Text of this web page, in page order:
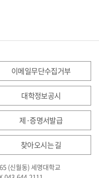
이메일무단수집거부
대학정보공시
제·증명서발급
찾아오시는 길
(신월동) 세명대학교